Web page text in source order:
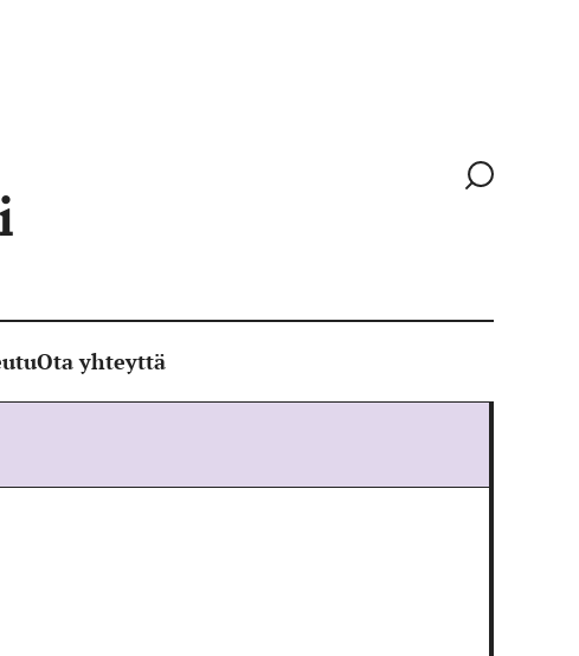
Siirry
Ota yhteyttä